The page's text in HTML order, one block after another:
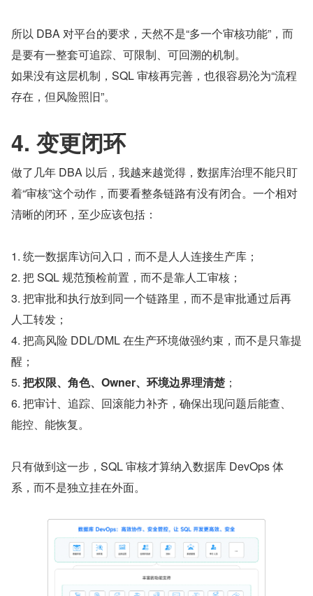
所以 DBA 对平台的要求，天然不是“多一个审核功能”，而
是要有一整套可追踪、可限制、可回溯的机制。
如果没有这层机制，SQL 审核再完善，也很容易沦为“流程
存在，但风险照旧”。
4. 变更闭环
做了几年 DBA 以后，我越来越觉得，数据库治理不能只盯
着“审核”这个动作，而要看整条链路有没有闭合。一个相对
清晰的闭环，至少应该包括：
1. 统一数据库访问入口，而不是人人连接生产库；
2. 把 SQL 规范预检前置，而不是靠人工审核；
3. 把审批和执行放到同一个链路里，而不是审批通过后再
人工转发；
4. 把高风险 DDL/DML 在生产环境做强约束，而不是只靠提
醒；
5. 把权限、角色、Owner、环境边界理清楚 ；
6. 把审计、追踪、回滚能力补齐，确保出现问题后能查、
能控、能恢复。
只有做到这一步，SQL 审核才算纳入数据库 DevOps 体
系，而不是独立挂在外面。